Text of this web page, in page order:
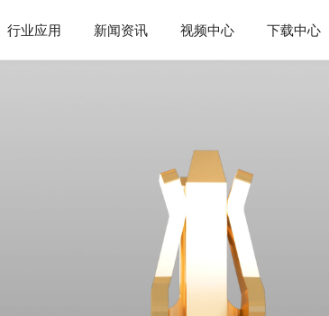
行业应用 新闻资讯 视频中心 下载中心